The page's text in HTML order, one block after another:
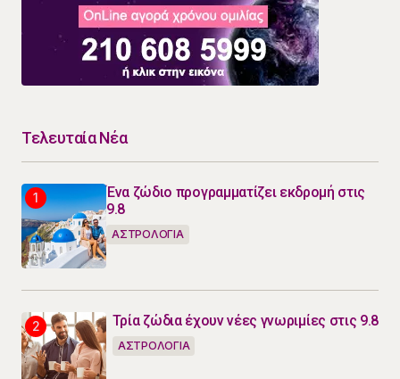
Τελευταία Νέα
Ένα ζώδιο προγραμματίζει εκδρομή στις
9.8
ΑΣΤΡΟΛΟΓΙΑ
Τρία ζώδια έχουν νέες γνωριμίες στις 9.8
ΑΣΤΡΟΛΟΓΙΑ